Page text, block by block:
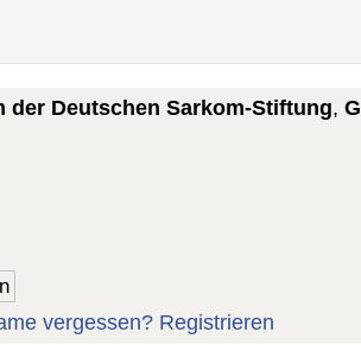
der Deutschen Sarkom-Stiftung,
vergessen? Registrieren